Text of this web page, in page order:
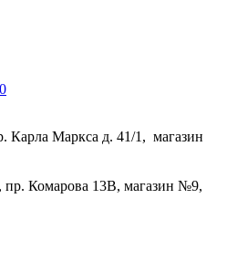
0
Карла Маркса д. 41/1, магазин
пр. Комарова 13В, магазин №9,